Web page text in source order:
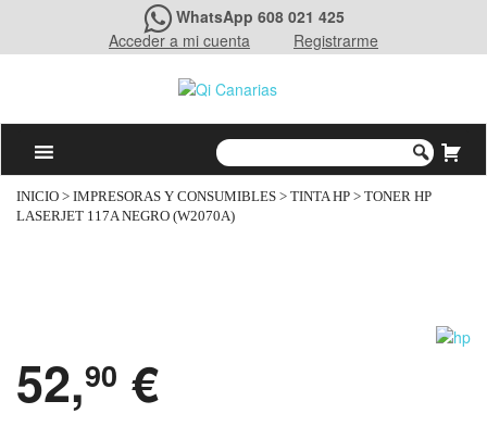
WhatsApp 608 021 425
Acceder a mi cuenta
Registrarme
INICIO > IMPRESORAS Y CONSUMIBLES > TINTA HP > TONER HP
LASERJET 117A NEGRO (W2070A)
52,90 €